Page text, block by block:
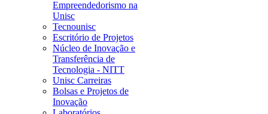
Empreendedorismo na
Unisc
Tecnounisc
Escritório de Projetos
Núcleo de Inovação e
Transferência de
Tecnologia - NITT
Unisc Carreiras
Bolsas e Projetos de
Inovação